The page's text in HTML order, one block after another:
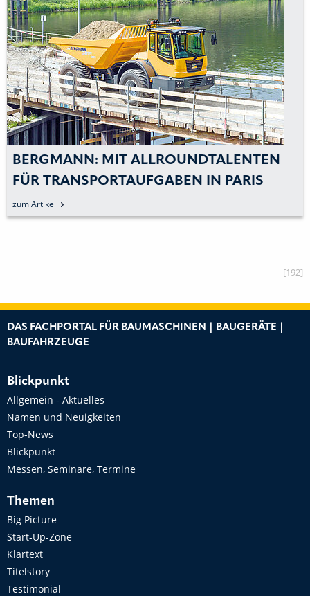
BERGMANN: MIT ALLROUNDTALENTEN
FÜR TRANSPORTAUFGABEN IN PARIS
zum Artikel
[192]
DAS FACHPORTAL FÜR BAUMASCHINEN | BAUGERÄTE |
BAUFAHRZEUGE
Blickpunkt
Allgemein - Aktuelles
Namen und Neuigkeiten
Top-News
Blickpunkt
Messen, Seminare, Termine
Themen
Big Picture
Start-Up-Zone
Klartext
Titelstory
Testimonial